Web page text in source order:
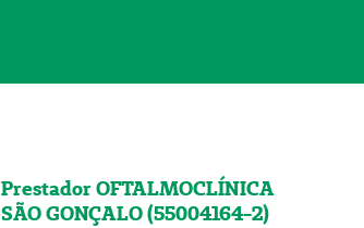
Prestador OFTALMOCLÍNICA
SÃO GONÇALO (55004164-2)